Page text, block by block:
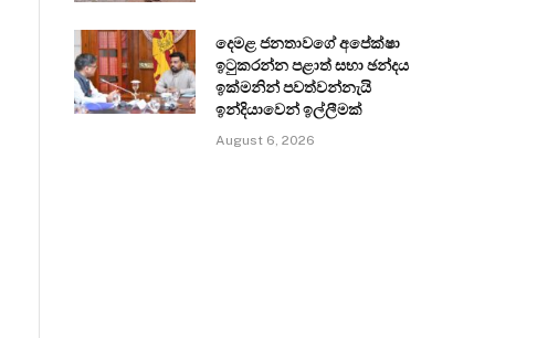
දෙමළ ජනතාවගේ අපේක්ෂා
ඉටුකරන්න පළාත් සභා ඡන්දය
ඉක්මනින් පවත්වන්නැයි
ඉන්දියාවෙන් ඉල්ලීමක්
August 6, 2026